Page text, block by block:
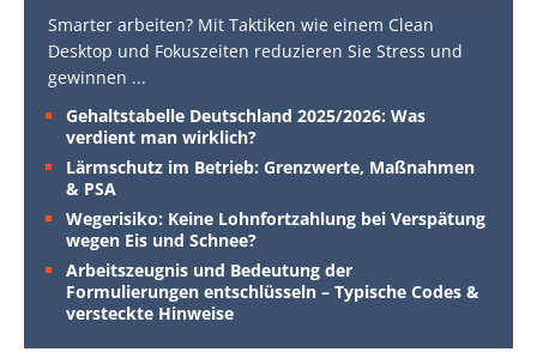
Smarter arbeiten? Mit Taktiken wie einem Clean
Desktop und Fokuszeiten reduzieren Sie Stress und
gewinnen ...
Gehaltstabelle Deutschland 2025/2026: Was
verdient man wirklich?
Lärmschutz im Betrieb: Grenzwerte, Maßnahmen
& PSA
Wegerisiko: Keine Lohnfortzahlung bei Verspätung
wegen Eis und Schnee?
Arbeitszeugnis und Bedeutung der
Formulierungen entschlüsseln – Typische Codes &
versteckte Hinweise